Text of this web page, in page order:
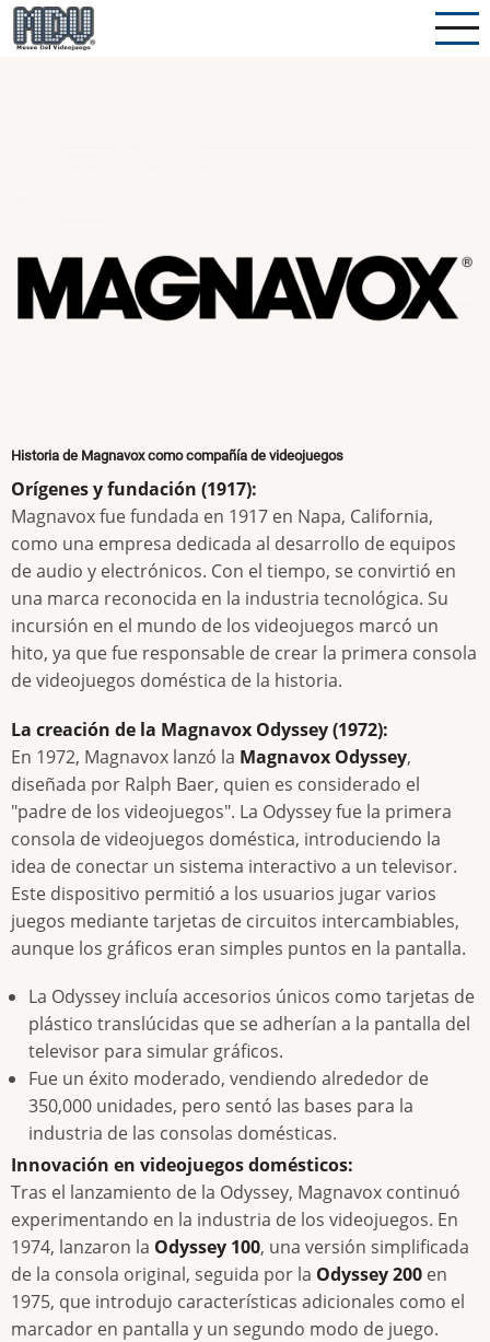
Pasar
al
Historia de Magnavox como compañía de videojuegos
Orígenes y fundación (1917):
Magnavox fue fundada en 1917 en Napa, California,
como una empresa dedicada al desarrollo de equipos
de audio y electrónicos. Con el tiempo, se convirtió en
una marca reconocida en la industria tecnológica. Su
incursión en el mundo de los videojuegos marcó un
hito, ya que fue responsable de crear la primera consola
de videojuegos doméstica de la historia.
La creación de la Magnavox Odyssey (1972):
En 1972, Magnavox lanzó la Magnavox Odyssey,
diseñada por Ralph Baer, quien es considerado el
"padre de los videojuegos". La Odyssey fue la primera
consola de videojuegos doméstica, introduciendo la
idea de conectar un sistema interactivo a un televisor.
Este dispositivo permitió a los usuarios jugar varios
juegos mediante tarjetas de circuitos intercambiables,
aunque los gráficos eran simples puntos en la pantalla.
La Odyssey incluía accesorios únicos como tarjetas de
plástico translúcidas que se adherían a la pantalla del
televisor para simular gráficos.
Fue un éxito moderado, vendiendo alrededor de
350,000 unidades, pero sentó las bases para la
industria de las consolas domésticas.
Innovación en videojuegos domésticos:
Tras el lanzamiento de la Odyssey, Magnavox continuó
experimentando en la industria de los videojuegos. En
1974, lanzaron la Odyssey 100, una versión simplificada
de la consola original, seguida por la Odyssey 200 en
1975, que introdujo características adicionales como el
marcador en pantalla y un segundo modo de juego.